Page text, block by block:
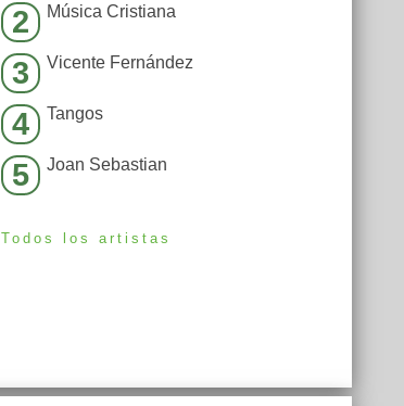
2 Música Cristiana
3 Vicente Fernández
4 Tangos
5 Joan Sebastian
Todos los artistas